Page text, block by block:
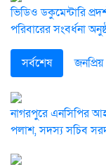
ভিডিও ডকুমেন্টারি
পরিবারের সংবর্ধনা
সর্বশেষ জনপ্রিয়
নাগরপুরে এনসিপির
পলাশ, সদস্য সচিব